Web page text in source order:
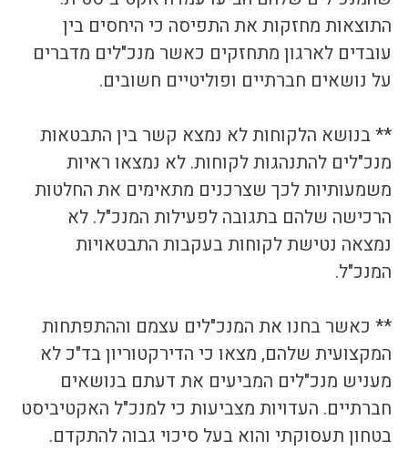
התוצאות מחזקות את התפיסה כי היחסים בין
עובדים לארגון מתחזקים כאשר מנכ"לים מדברים
על נושאים חברתיים ופוליטיים חשובים.
** בנושא הלקוחות לא נמצא קשר בין התבטאות
מנכ"לים להתנהגות לקוחות. לא נמצאו ראיות
משמעותיות לכך שצרכנים מתאימים את החלטות
הרכישה שלהם בתגובה לפעילות המנכ"ל. לא
נמצאה נטישת לקוחות בעקבות התבטאויות
המנכ"ל.
** כאשר בחנו את המנכ"לים עצמם וההתפתחות
המקצועית שלהם, מצאו כי הדירקטוריון בד"כ לא
מעניש מנכ"לים המביעים את דעתם בנושאים
חברתיים. העדויות מצביעות כי למנכ"ל האקטיביסט
בטחון תעסוקתי והוא בעל סיכוי גבוה להתקדם.